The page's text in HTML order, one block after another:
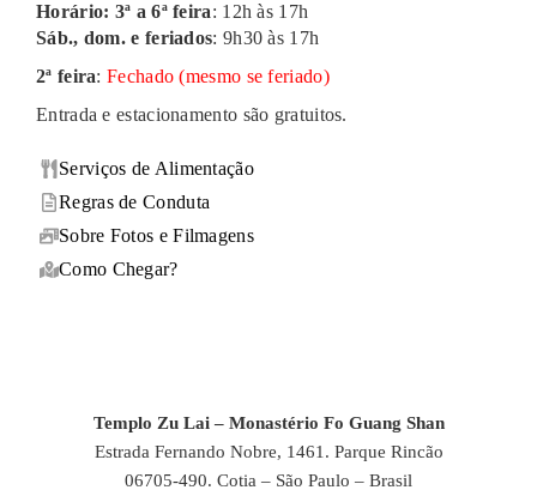
Templo Zu Lai – Monastério Fo Guang Shan
Estrada Fernando Nobre, 1461. Parque Rincão
06705-490. Cotia – São Paulo – Brasil
Horário: 3ª a 6ª feira: 12h às 17h
Sáb., dom. e feriados: 9h30 às 17h
2ª feira:Fechado (mesmo se feriado)
Entrada e estacionamento são gratuitos.
Serviços de Alimentação
Regras de Conduta
Sobre Fotos e Filmagens
Como Chegar?